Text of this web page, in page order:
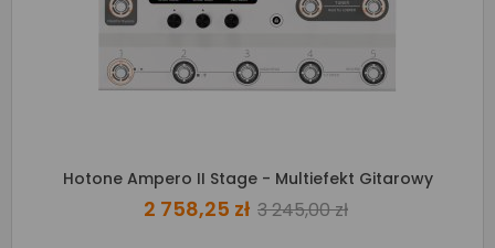
Hotone Ampero II Stage - Multiefekt Gitarowy
2 758,25 zł 3 245,00 zł